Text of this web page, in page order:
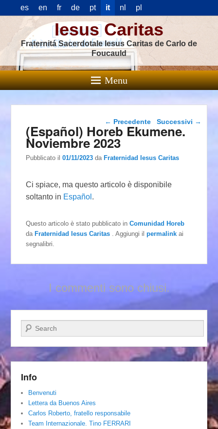
es en fr de pt it nl pl
Iesus Caritas
Fraternitá Sacerdotale Iesus Caritas de Carlo de
Foucauld
Menu
Navigazione articolo
← Precedente Successivi →
(Español) Horeb Ekumene.
Noviembre 2023
Pubblicato il01/11/2023 daFraternidad Iesus Caritas
Ci spiace, ma questo articolo è disponibile
soltanto in Español .
Questo articolo è stato pubblicato inComunidad Horeb
daFraternidad Iesus Caritas . Aggiungi ilpermalink ai
segnalibri.
I commenti sono chiusi.
Cerca
Info
Benvenuti
Lettera da Buenos Aires
Carlos Roberto, fratello responsabile
Team Internazionale. Tino FERRARI